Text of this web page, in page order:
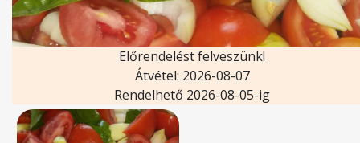
Előrendelést felveszünk!
Átvétel: 2026-08-07
Rendelhető 2026-08-05-ig